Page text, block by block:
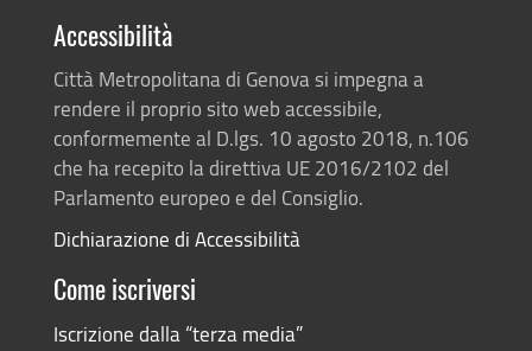
Accessibilità
Città Metropolitana di Genova si impegna a
rendere il proprio sito web accessibile,
conformemente al D.lgs. 10 agosto 2018, n.106
che ha recepito la direttiva UE 2016/2102 del
Parlamento europeo e del Consiglio.
Dichiarazione di Accessibilità
Come iscriversi
Iscrizione dalla “terza media”